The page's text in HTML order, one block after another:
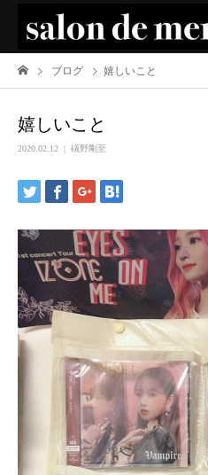
ブログ 嬉しいこと
嬉しいこと
2020.02.12 礒野剛至